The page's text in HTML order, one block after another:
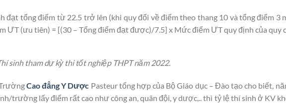
đạt tổng điểm từ 22.5 trở lên (khi quy đổi về điểm theo thang 10 và tổng điểm 3
ƯT (ưu tiên) = [(30 – Tổng điểm đạt được)/7.5] x Mức điểm ƯT quy định của quy
sinh tham dự kỳ thi tốt nghiệp THPT năm 2022.
Cao đẳng Y Dược Pasteur tổng hợp của Bộ Giáo dục – Đào tạo cho biết,
trường lấy điểm rất cao như công an, quân đội, y dược,.. thì tỷ lệ thí sinh ở KV